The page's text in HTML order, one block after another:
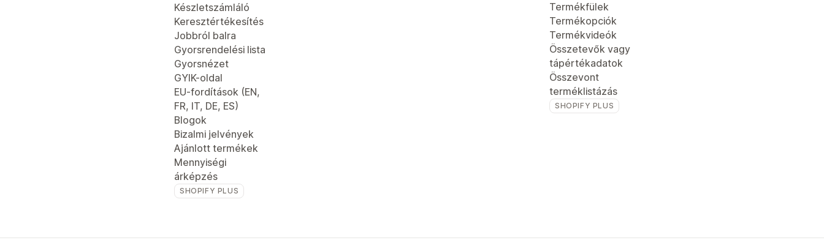
Készletszámláló
Keresztértékesítés
Jobbról balra
Gyorsrendelési lista
Gyorsnézet
GYIK-oldal
EU-fordítások (EN,
FR, IT, DE, ES)
Blogok
Bizalmi jelvények
Ajánlott termékek
Mennyiségi
árképzés
SHOPIFY PLUS
Termékfülek
Termékopciók
Termékvideók
Összetevők vagy
tápértékadatok
Összevont
terméklistázás
SHOPIFY PLUS